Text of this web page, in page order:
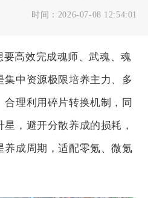
时间： 2026-07-08 12:54:01
高效完成魂师、武魂、魂
中资源极限培养主力、多
理利用碎片转换机制，同
，避开分散养成的损耗，
养成周期，适配零氪、微氪